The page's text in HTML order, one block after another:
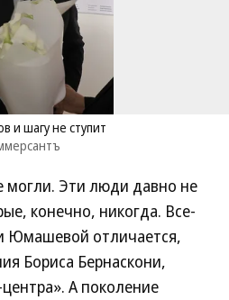
и шагу не ступит
могли. Эти люди давно не
конечно, никогда. Все-
Юмашевой отличается,
Бориса Бернаскони,
А поколение